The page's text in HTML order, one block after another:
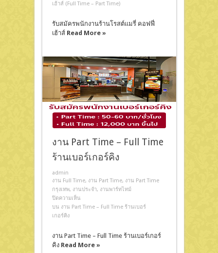
เฮ้าส์ (Full Time – Part Time)
รับสมัครพนักงานร้านโรสต์แมรี่ คอฟฟี่
เฮ้าส์ Read More »
งาน Part Time – Full Time
ร้านเบอร์เกอร์คิง
admin
งาน Full Time, งาน Part Time, งาน Part Time
กรุงเทพ, งานประจำ, งานพาร์ทไทม์
ปิดความเห็น
บน งาน Part Time – Full Time ร้านเบอร์
เกอร์คิง
งาน Part Time – Full Time ร้านเบอร์เกอร์
คิง Read More »